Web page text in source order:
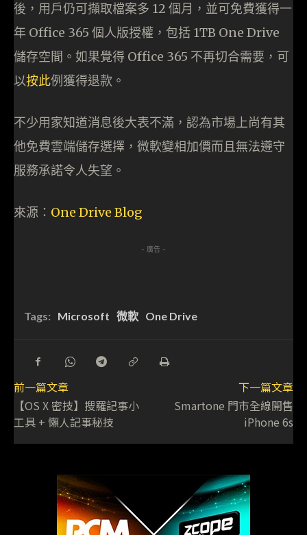
後，用戶仍可擷取檔案多 12 個月，並可免費獲得一
年 Office 365 個人版授權，包括 1TB One Drive
儲存空間。如果覺得 Office 365 不再切合需要，可
以按此例獲得退款。
不少用家知道消息後大表不滿，認為市場上尚有其
他免費雲端儲存選擇，微軟變相加價而且無法遵守
服務承諾令人失望。
來源： One Drive Blog
- 廣告 -
Tags: Microsoft 微軟 One Drive
前一篇文章
【OS X 密技】搜羅記事小
工具 + 懶人記事秘技
下一篇文章
Smartone 門市全線開售
iPhone 6s